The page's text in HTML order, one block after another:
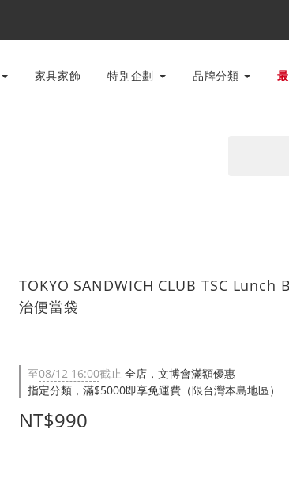
家具家飾 特別企劃 品牌分類
TOKYO SANDWICH CLUB TSC Lunch
治便當袋
至08/12 16:00截止 全店，文博會滿額優惠
指定分類，滿$5000即享免運費（限台灣本島地區）
NT$990